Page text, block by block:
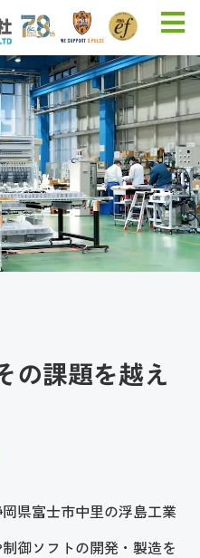
の課題を越え
県富士市中里の浮島工業
御ソフトの開発・製造を